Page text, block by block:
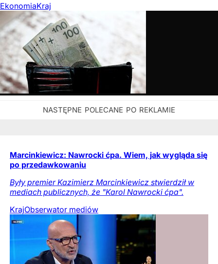
EkonomiaKraj
Marcinkiewicz: Nawrocki ćpa. Wiem, jak wygląda się
po przedawkowaniu
Były premier Kazimierz Marcinkiewicz stwierdził w
mediach publicznych, że "Karol Nawrocki ćpa".
KrajObserwator mediów